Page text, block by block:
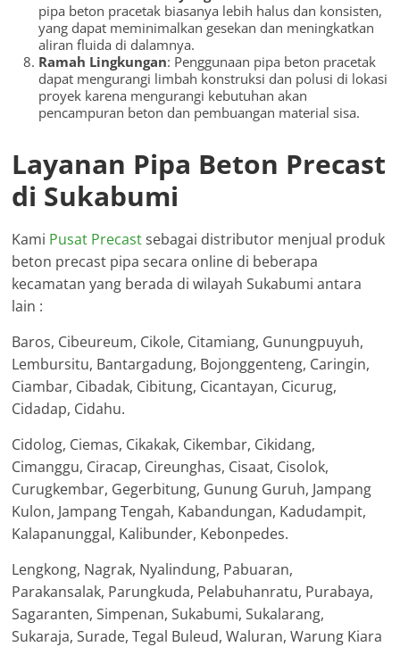
pipa beton pracetak biasanya lebih halus dan konsisten,
yang dapat meminimalkan gesekan dan meningkatkan
aliran fluida di dalamnya.
Ramah Lingkungan: Penggunaan pipa beton pracetak
dapat mengurangi limbah konstruksi dan polusi di lokasi
proyek karena mengurangi kebutuhan akan
pencampuran beton dan pembuangan material sisa.
Layanan Pipa Beton Precast
di Sukabumi
Kami Pusat Precastsebagai distributor menjual produk
beton precast pipa secara online di beberapa
kecamatan yang berada di wilayah Sukabumi antara
lain :
Baros, Cibeureum, Cikole, Citamiang, Gunungpuyuh,
Lembursitu, Bantargadung, Bojonggenteng, Caringin,
Ciambar, Cibadak, Cibitung, Cicantayan, Cicurug,
Cidadap, Cidahu.
Cidolog, Ciemas, Cikakak, Cikembar, Cikidang,
Cimanggu, Ciracap, Cireunghas, Cisaat, Cisolok,
Curugkembar, Gegerbitung, Gunung Guruh, Jampang
Kulon, Jampang Tengah, Kabandungan, Kadudampit,
Kalapanunggal, Kalibunder, Kebonpedes.
Lengkong, Nagrak, Nyalindung, Pabuaran,
Parakansalak, Parungkuda, Pelabuhanratu, Purabaya,
Sagaranten, Simpenan, Sukabumi, Sukalarang,
Sukaraja, Surade, Tegal Buleud, Waluran, Warung Kiara